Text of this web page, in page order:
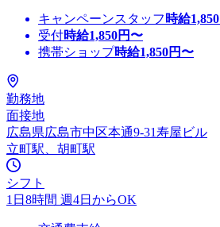
キャンペーンスタッフ 時給1,850
受付時給1,850円〜
携帯ショップ時給1,850円〜
勤務地
面接地
広島県広島市中区本通9-31寿屋ビル
立町駅、胡町駅
シフト
1日8時間 週4日からOK